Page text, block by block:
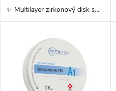
u
d
✨ Multilayer zirkonový disk s...